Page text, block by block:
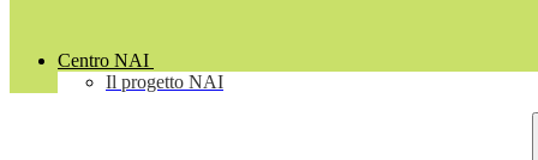
Centro NAI
Il progetto NAI